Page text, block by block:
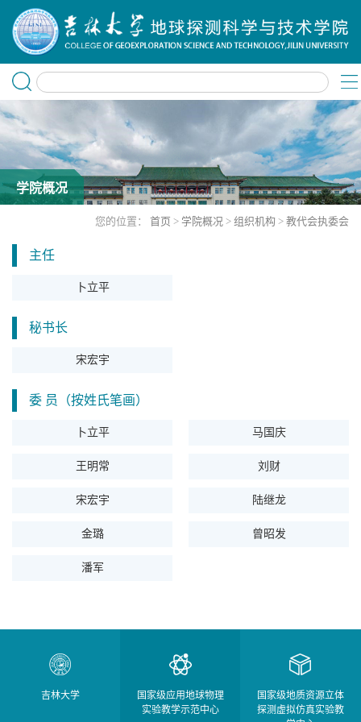
学院概况
您的位置： 首页 > 学院概况 > 组织机构 > 教代会执委会
主任
卜立平
秘书长
宋宏宇
委 员（按姓氏笔画）
卜立平 马国庆
王明常 刘财
宋宏宇 陆继龙
金璐 曾昭发
潘军
吉林大学
国家级应用地球物理
实验教学示范中心
国家级地质资源立体
探测虚拟仿真实验教